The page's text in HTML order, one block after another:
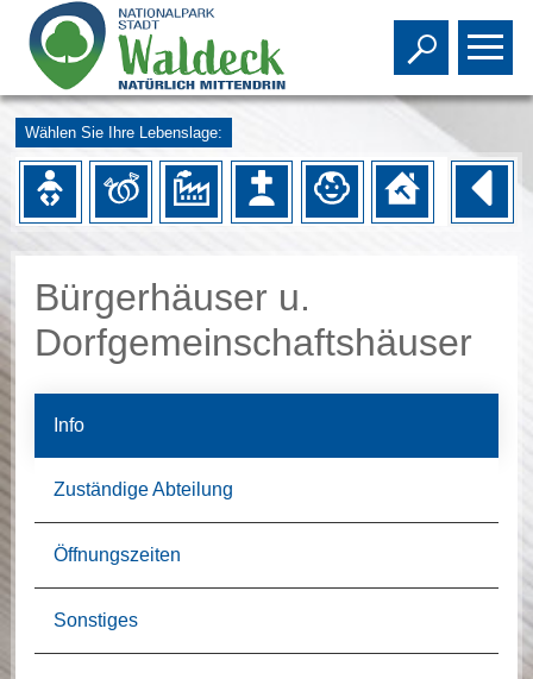
Toggle
Wählen Sie Ihre Lebenslage:
Bürgerhäuser u.
Dorfgemeinschaftshäuser
Info
Zuständige Abteilung
Öffnungszeiten
Sonstiges